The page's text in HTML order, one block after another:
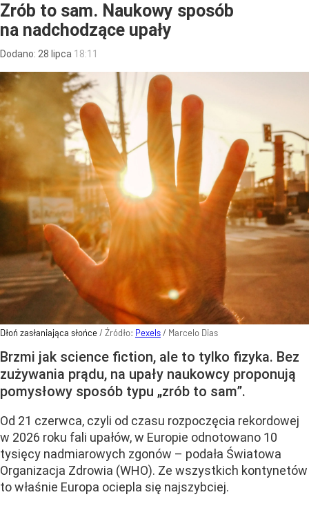
Zrób to sam. Naukowy sposób
na nadchodzące upały
Dodano: 28 lipca 18:11
Dłoń zasłaniająca słońce/ Źródło: Pexels/ Marcelo Dias
Brzmi jak science fiction, ale to tylko fizyka. Bez
zużywania prądu, na upały naukowcy proponują
pomysłowy sposób typu „zrób to sam”.
Od 21 czerwca, czyli od czasu rozpoczęcia rekordowej
w 2026 roku fali upałów, w Europie odnotowano 10
tysięcy nadmiarowych zgonów – podała Światowa
Organizacja Zdrowia (WHO). Ze wszystkich kontynetów
to właśnie Europa ociepla się najszybciej.